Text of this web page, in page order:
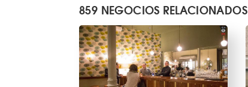
859 NEGOCIOS RELACIONADOS